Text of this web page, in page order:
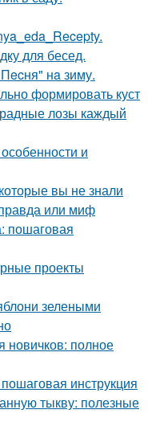
для бесед.
нa зиму.
формировать куст
лозы каждый
и
вы не знали
или миф
пошаговая
проекты
зелеными
новичков: полное
инструкция
тыкву: полезные